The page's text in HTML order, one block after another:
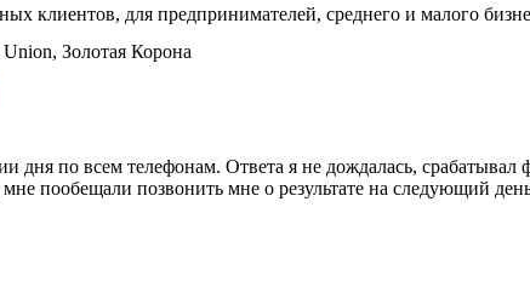
клиентов, для предпринимателей, среднего и малого
Золотая Корона
дня по всем телефонам. Ответа я не дождалась,
пообещали позвонить мне о результате на следующий